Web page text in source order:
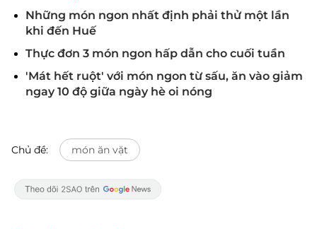
Những món ngon nhất định phải thử một lần
khi đến Huế
Thực đơn 3 món ngon hấp dẫn cho cuối tuần
'Mát hết ruột' với món ngon từ sấu, ăn vào giảm
ngay 10 độ giữa ngày hè oi nóng
Chủ đề: món ăn vặt